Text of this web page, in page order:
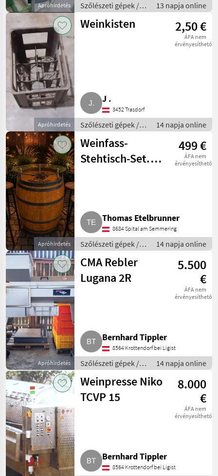
Apróhirdetés
Szőlészeti gépek /
Pincészeti gépek
13 napja online
Apróhirdetés
Weinkisten 2,50 €
ÁFA nem
érvényesíthető
J .
3452 Trasdorf
Szőlészeti gépek /
Pincészeti gépek
14 napja online
Apróhirdetés
Weinfass-
Stehtisch-Set.
499 €
ÁFA nem
érvényesíthető
Thomas Etelbrunner
8684 Spital am Semmering
Szőlészeti gépek /
Pincészeti gépek
14 napja online
Apróhirdetés
CMA Rebler
Lugana 2R
5.500
€
ÁFA nem
érvényesíthető
Bernhard Tippler
8564 Krottendorf bei Ligist
Szőlészeti gépek /
Pincészeti gépek
14 napja online
Weinpresse Niko
TCVP 15
8.000
€
ÁFA nem
érvényesíthető
Bernhard Tippler
8564 Krottendorf bei Ligist